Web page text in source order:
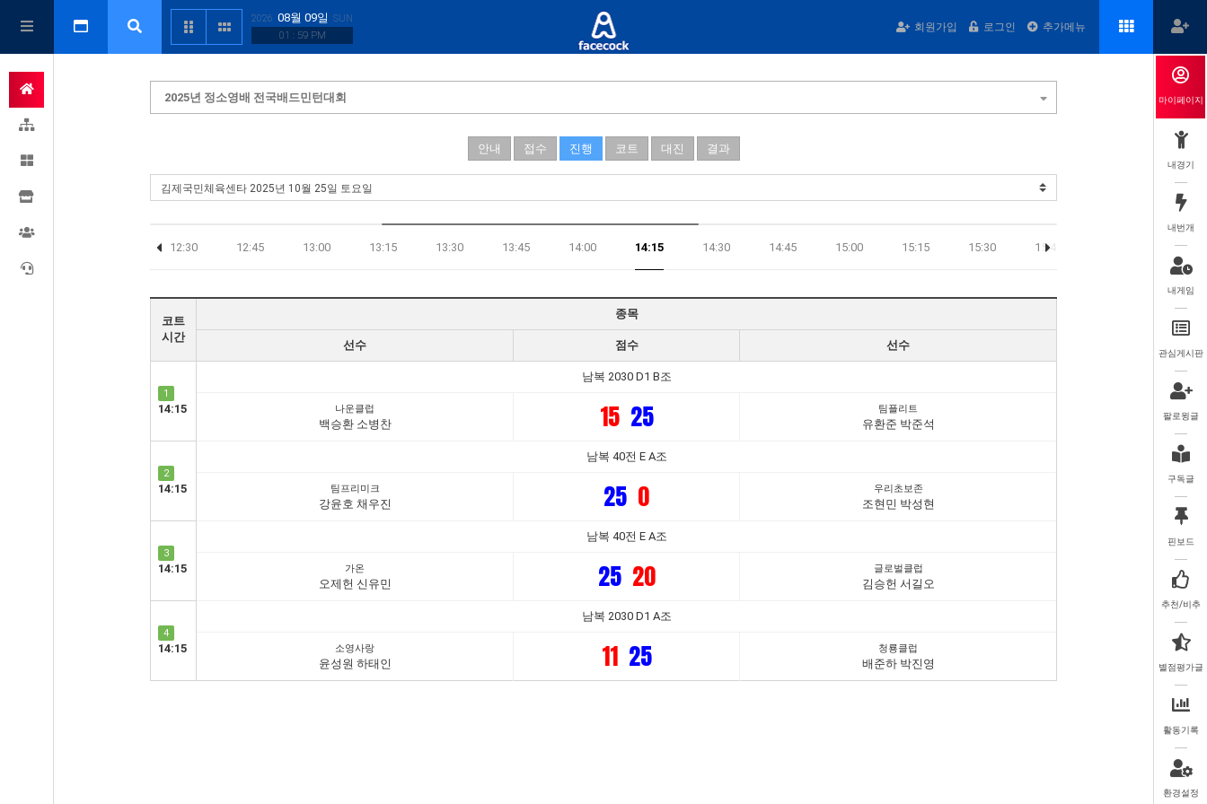
2026 08월 09일 SUN
01 : 59 PM
회원가입 로그인 추가메뉴
2025년 정소영배 전국배드민턴대회
안내 접수 진행 코트 대진 결과
12:30 12:45 13:00 13:15 13:30 13:45 14:00 14:15 14:30 14:45 15:00 15:15 15:30 15:45 16:15
코트
시간
종목
선수 점수 선수
1
14:15
남복 2030 D1 B조
나운클럽
백승환 소병찬 15 25 팀플리트
유환준 박준석
2
14:15
남복 40전 E A조
팀프리미크
강윤호 채우진 25 0 우리초보존
조현민 박성현
3
14:15
남복 40전 E A조
가온
오제헌 신유민 25 20 글로벌클럽
김승헌 서길오
4
14:15
남복 2030 D1 A조
소영사랑
윤성원 하태인 11 25 청룡클럽
배준하 박진영
마이페이지
내경기
내번개
내게임
관심게시판
팔로윙글
구독글
핀보드
추천/비추
별점평가글
활동기록
환경설정